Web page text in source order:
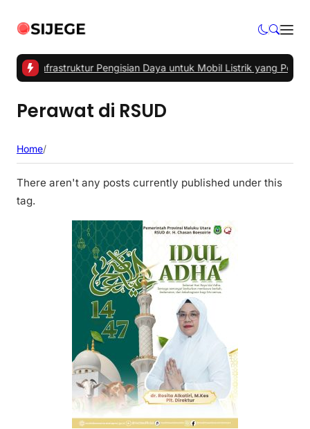
Infrastruktur Pengisian Daya untuk Mobil Listrik yang Perlu
Perawat di RSUD
Home/
There aren't any posts currently published under this
tag.